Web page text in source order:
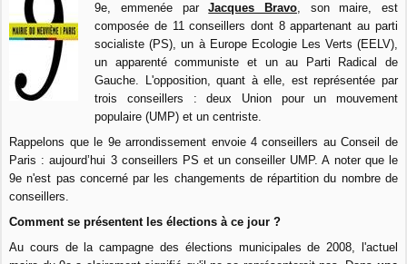
9e, emmenée parJacques Bravo, son maire, est
composée de 11 conseillers dont 8 appartenant au parti
socialiste (PS), un à Europe Ecologie Les Verts (EELV),
un apparenté communiste et un au Parti Radical de
Gauche. L'opposition, quant à elle, est représentée par
trois conseillers : deux Union pour un mouvement
populaire (UMP) et un centriste.
Rappelons que le 9e arrondissement envoie 4 conseillers au Conseil de
Paris : aujourd’hui 3 conseillers PS et un conseiller UMP. A noter que le
9e n'est pas concerné par les changements de répartition du nombre de
conseillers.
Comment se présentent les élections à ce jour ?
Au cours de la campagne des élections municipales de 2008, l'actuel